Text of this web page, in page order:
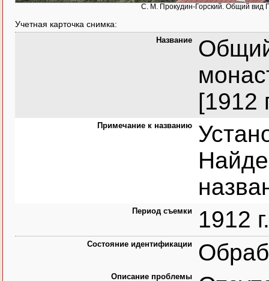
С. М. Прокудин-Горский. Общий вид
Учетная карточка снимка:
Название
[1912
Примечание к названию
Период съемки 1912 г.
Состояние идентификации
Описание проблемы